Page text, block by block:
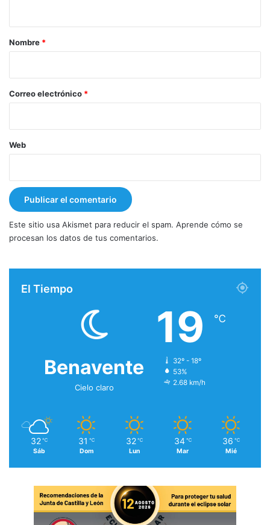
r
*
Nombre *
Correo electrónico *
Web
Este sitio usa Akismet para reducir el spam. Aprende cómo se
procesan los datos de tus comentarios.
El Tiempo
Benavente
Cielo claro
19 ℃
32º - 18º
53%
2.68 km/h
32 ℃
Sáb
31 ℃
Dom
32 ℃
Lun
34 ℃
Mar
36 ℃
Mié